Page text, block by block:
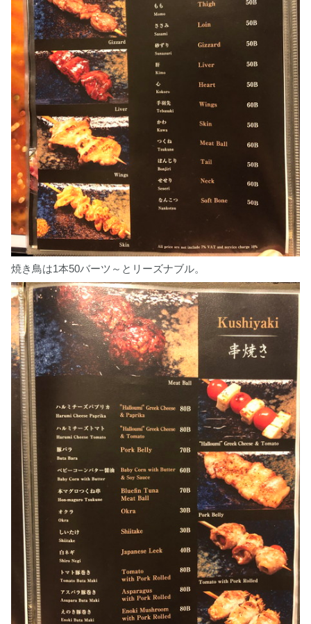
焼き鳥は1本50バーツ～とリーズナブル。